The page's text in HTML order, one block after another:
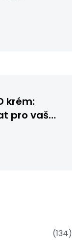
krém:
pro vaši
(134)